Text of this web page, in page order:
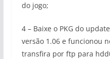
do jogo;
4 – Baixe o PKG do
versão 1.06 e funcionou
transfira por ftp para